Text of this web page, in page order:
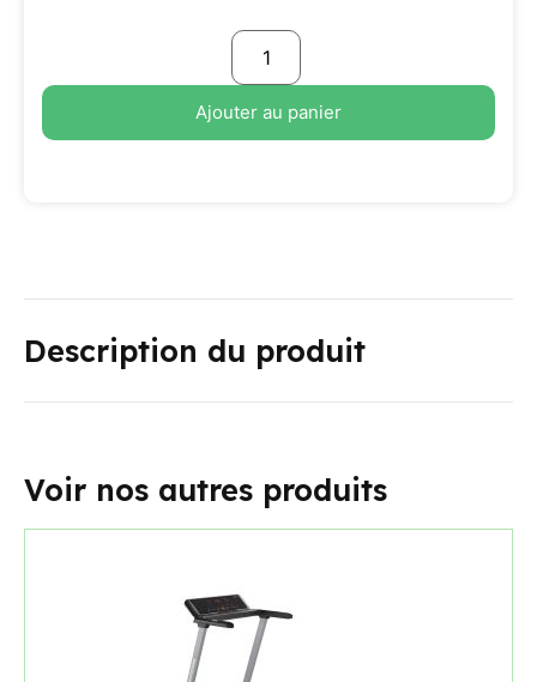
Ajouter au panier
Description du produit
Voir nos autres produits